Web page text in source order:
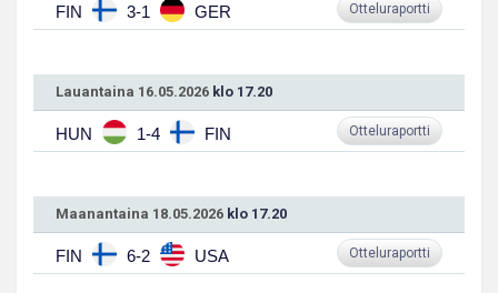
FIN 3-1 GER Otteluraportti
Lauantaina 16.05.2026 klo 17.20
HUN 1-4 FIN Otteluraportti
Maanantaina 18.05.2026 klo 17.20
FIN 6-2 USA Otteluraportti